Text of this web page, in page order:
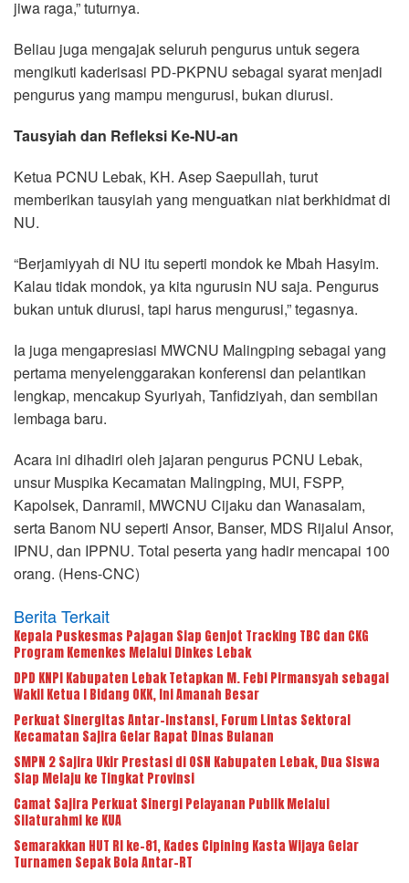
jiwa raga,” tuturnya.
Beliau juga mengajak seluruh pengurus untuk segera
mengikuti kaderisasi PD-PKPNU sebagai syarat menjadi
pengurus yang mampu mengurusi, bukan diurusi.
Tausyiah dan Refleksi Ke-NU-an
Ketua PCNU Lebak, KH. Asep Saepullah, turut
memberikan tausyiah yang menguatkan niat berkhidmat di
NU.
“Berjamiyyah di NU itu seperti mondok ke Mbah Hasyim.
Kalau tidak mondok, ya kita ngurusin NU saja. Pengurus
bukan untuk diurusi, tapi harus mengurusi,” tegasnya.
Ia juga mengapresiasi MWCNU Malingping sebagai yang
pertama menyelenggarakan konferensi dan pelantikan
lengkap, mencakup Syuriyah, Tanfidziyah, dan sembilan
lembaga baru.
Acara ini dihadiri oleh jajaran pengurus PCNU Lebak,
unsur Muspika Kecamatan Malingping, MUI, FSPP,
Kapolsek, Danramil, MWCNU Cijaku dan Wanasalam,
serta Banom NU seperti Ansor, Banser, MDS Rijalul Ansor,
IPNU, dan IPPNU. Total peserta yang hadir mencapai 100
orang. (Hens-CNC)
Berita Terkait
Kepala Puskesmas Pajagan Siap Genjot Tracking TBC dan CKG
Program Kemenkes Melalui Dinkes Lebak
DPD KNPI Kabupaten Lebak Tetapkan M. Febi Pirmansyah sebagai
Wakil Ketua I Bidang OKK, Ini Amanah Besar
Perkuat Sinergitas Antar-Instansi, Forum Lintas Sektoral
Kecamatan Sajira Gelar Rapat Dinas Bulanan
SMPN 2 Sajira Ukir Prestasi di OSN Kabupaten Lebak, Dua Siswa
Siap Melaju ke Tingkat Provinsi
Camat Sajira Perkuat Sinergi Pelayanan Publik Melalui
Silaturahmi ke KUA
Semarakkan HUT RI ke-81, Kades Cipining Kasta Wijaya Gelar
Turnamen Sepak Bola Antar-RT